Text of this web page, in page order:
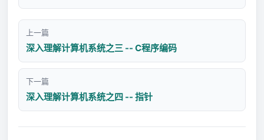
上一篇
深入理解计算机系统之三 -- C程序编码
下一篇
深入理解计算机系统之四 -- 指针